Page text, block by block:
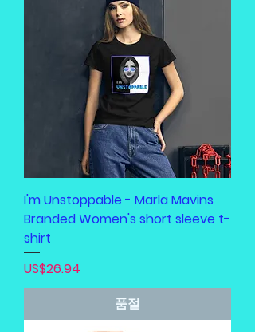
I'm Unstoppable - Marla Mavins
Branded Women's short sleeve t-
shirt
가격
US$26.94
품절